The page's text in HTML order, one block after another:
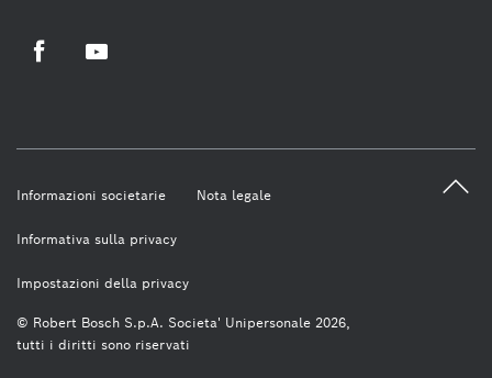
© Robert Bosch S.p.A. Societa' Unipersonale 2026,
tutti i diritti sono riservati
Informazioni societarie Nota legale
Informativa sulla privacy
Impostazioni della privacy